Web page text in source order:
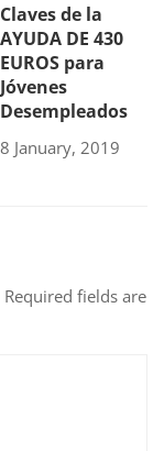
Claves de la
AYUDA DE 430
EUROS para
Jóvenes
Desempleados
8 January, 2019
Required fields are